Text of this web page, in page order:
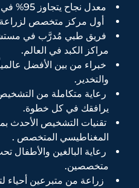
معدل نجاح يتجاوز 95% في حالات زراعة الكبد.
أول مركز متخصص لزراعة
فريق طبي مُدرَّب في
مراكز الكبد في العالم.
خبراء من بين الأفضل
والتخدير.
رعاية متكاملة من
يرافقك في كل خطوة.
المغناطيسي المتخصص .
رعاية البالغين والأطفال
متخصصين.
زراعة من متبرعين أحياء